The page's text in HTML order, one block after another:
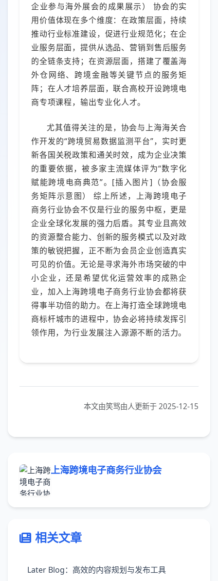
企业参与海外展会的成果展示） 协会的实
用价值体现在多个维度：在政策层面，持续
推动行业标准建设，促进行业规范化；在企
业服务层面，提供从选品、营销到售后服务
的全链条支持；在资源层面，搭建了覆盖海
外仓网络、跨境金融等关键节点的服务矩
阵；在人才培养层面，联合高校开设跨境电
商专项课程，输出专业化人才。
尤其值得关注的是，协会与上海海关合
作开发的“跨境贸易数据监测平台”，实时更
新各国关税政策和通关时效，成为企业决策
的重要依据，被多家主流媒体评为“数字化
赋能跨境电商典范”。[插入图片]（协会服
务矩阵示意图） 综上所述，上海跨境电子
商务行业协会不仅是行业的服务中枢，更是
企业全球化发展的强力后盾。其专业且高效
的资源整合能力、创新的服务模式以及对政
策的敏锐把握，正不断为会员企业创造真实
可见的价值。无论是寻求海外市场突破的中
小企业，还是希望优化运营效率的成熟企
业，加入上海跨境电子商务行业协会都将获
得事半功倍的助力。在上海打造全球跨境电
商标杆城市的进程中，协会必将持续发挥引
领作用，为行业发展注入源源不断的活力。
本文由笑骂由人更新于 2025-12-15
上海跨境电子商务行业协会
相关文章
Later Blog：高效的内容规划与发布工具